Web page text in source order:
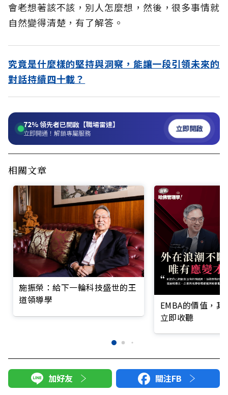
會老想著該不該，別人怎麼想，然後，很多事情就
自然變得清楚，有了解答。
究竟是什麼樣的堅持與洞察，能讓一段引領未來的
對話持續四十載？
72%領先者已開啟【職場雷達】
立即開通！解鎖專屬服務 立即開啟
相關文章
施振榮：給下一輪科技盛世的王
道領導學
EMBA的價值，
立即收聽
加好友 關注FB